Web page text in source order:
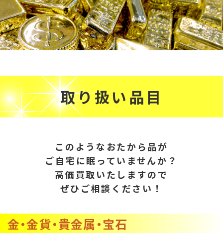
取り扱い品目
このようなおたから品が
ご自宅に眠っていませんか？
高価買取いたしますので
ぜひご相談ください！
金・金貨・貴金属・宝石